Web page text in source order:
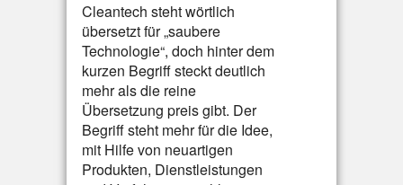
Cleantech steht wörtlich
übersetzt für „saubere
Technologie“, doch hinter dem
kurzen Begriff steckt deutlich
mehr als die reine
Übersetzung preis gibt. Der
Begriff steht mehr für die Idee,
mit Hilfe von neuartigen
Produkten, Dienstleistungen